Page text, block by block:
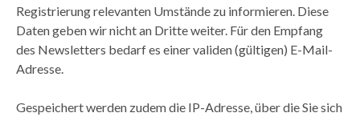
Registrierung relevanten Umstände zu informieren. Diese
Daten geben wir nicht an Dritte weiter. Für den Empfang
des Newsletters bedarf es einer validen (gültigen) E-Mail-
Adresse.
Gespeichert werden zudem die IP-Adresse, über die Sie sich